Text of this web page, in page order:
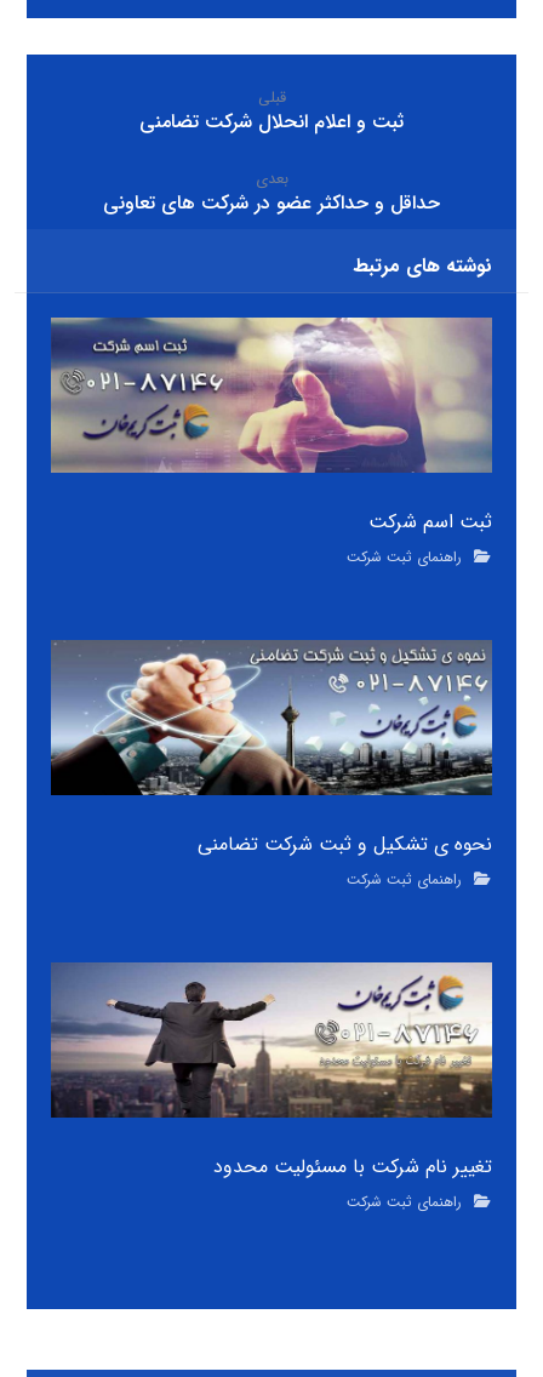
قبلی
ثبت و اعلام انحلال شرکت تضامنی
بعدی
حداقل و حداکثر عضو در شرکت های تعاونی
نوشته های مرتبط
ثبت اسم شرکت
راهنمای ثبت شرکت
نحوه ی تشکیل و ثبت شرکت تضامنی
راهنمای ثبت شرکت
تغییر نام شرکت با مسئولیت محدود
راهنمای ثبت شرکت